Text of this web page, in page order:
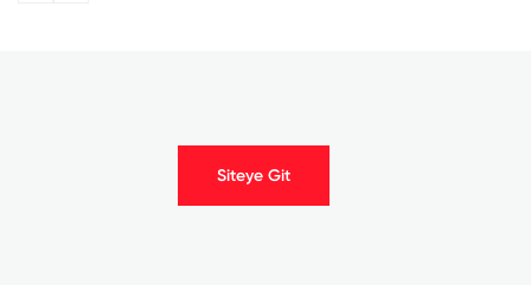
Siteye Git